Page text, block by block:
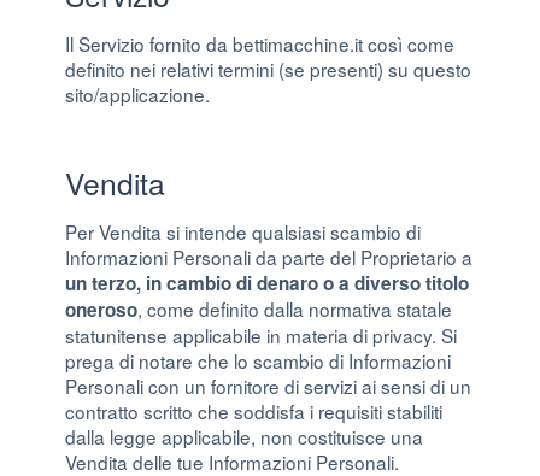
Il Servizio fornito da bettimacchine.it così come
definito nei relativi termini (se presenti) su questo
sito/applicazione.
Vendita
Per Vendita si intende qualsiasi scambio di
Informazioni Personali da parte del Proprietario a
un terzo, in cambio di denaro o a diverso titolo
oneroso, come definito dalla normativa statale
statunitense applicabile in materia di privacy. Si
prega di notare che lo scambio di Informazioni
Personali con un fornitore di servizi ai sensi di un
contratto scritto che soddisfa i requisiti stabiliti
dalla legge applicabile, non costituisce una
Vendita delle tue Informazioni Personali.